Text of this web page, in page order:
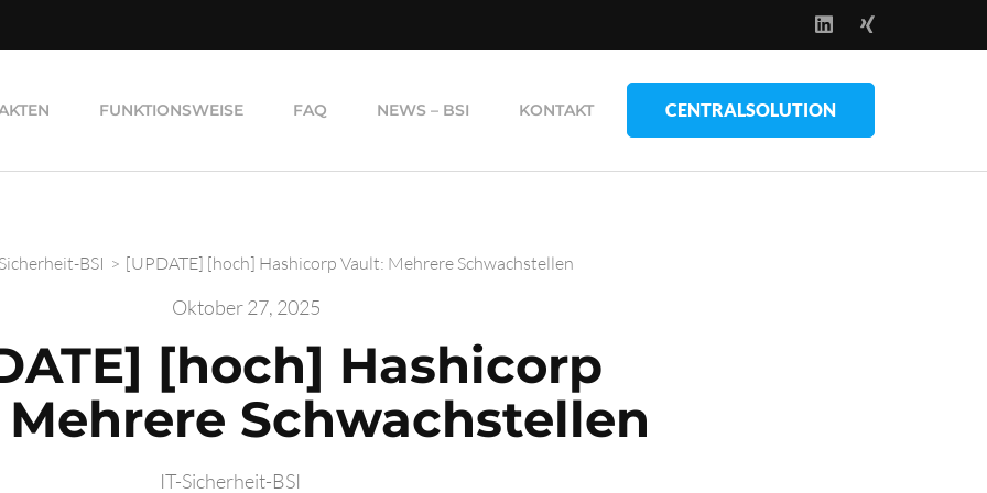
FUNKTIONSWEISE FAQ NEWS – BSI KONTAKT CENTRALSOLUTION
BSI > [UPDATE] [hoch] Hashicorp Vault: Mehrere Schwachstellen
Oktober 27, 2025
[hoch] Hashicorp
Schwachstellen
IT-Sicherheit-BSI